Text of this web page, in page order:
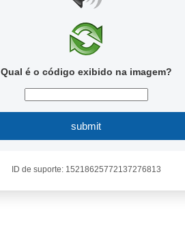
Qual é o código exibido na imagem?
submit
ID de suporte: 15218625772137276813